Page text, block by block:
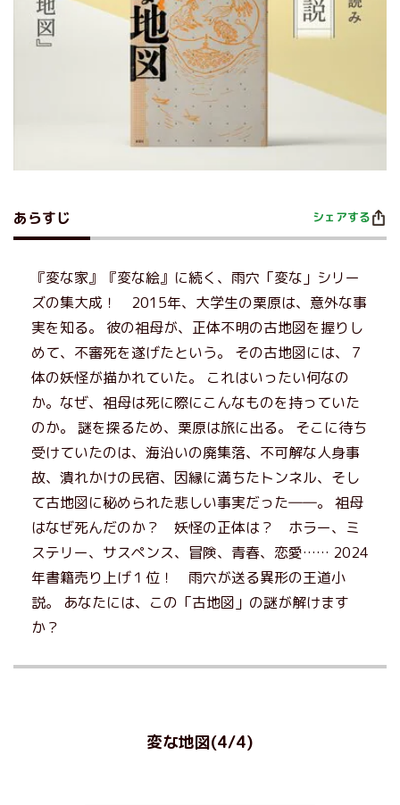
あらすじ シェアする
『変な家』『変な絵』に続く、雨穴「変な」シリー
ズの集大成！ 2015年、大学生の栗原は、意外な事
実を知る。 彼の祖母が、正体不明の古地図を握りし
めて、不審死を遂げたという。 その古地図には、７
体の妖怪が描かれていた。 これはいったい何なの
か。なぜ、祖母は死に際にこんなものを持っていた
のか。 謎を探るため、栗原は旅に出る。 そこに待ち
受けていたのは、海沿いの廃集落、不可解な人身事
故、潰れかけの民宿、因縁に満ちたトンネル、そし
て古地図に秘められた悲しい事実だった――。 祖母
はなぜ死んだのか？ 妖怪の正体は？ ホラー、ミ
ステリー、サスペンス、冒険、青春、恋愛…… 2024
年書籍売り上げ１位！ 雨穴が送る異形の王道小
説。 あなたには、この「古地図」の謎が解けます
か？
変な地図(4/4)